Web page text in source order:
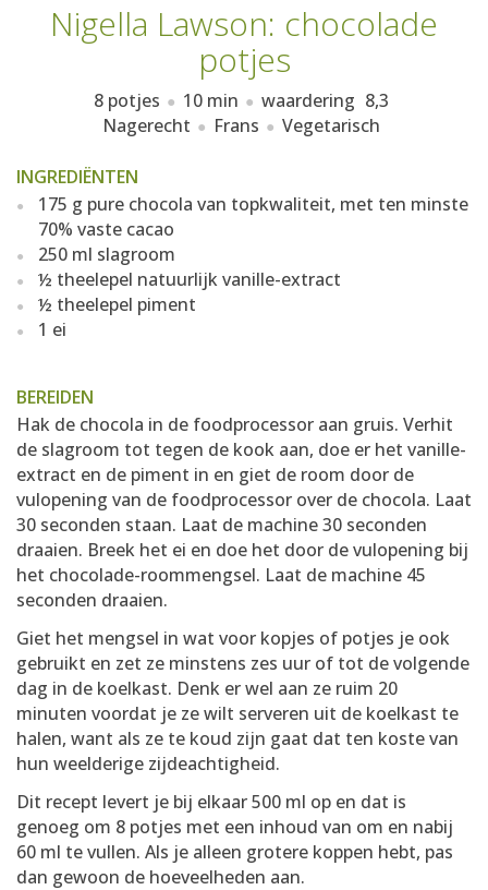
Nigella Lawson: chocolade
potjes
8 potjes 10 min waardering 8,3
Nagerecht
Frans Vegetarisch
INGREDIËNTEN
175 g pure chocola van topkwaliteit, met ten minste
70% vaste cacao
250 ml slagroom
½ theelepel natuurlijk vanille-extract
½ theelepel piment
1 ei
BEREIDEN
Hak de chocola in de foodprocessor aan gruis. Verhit
de slagroom tot tegen de kook aan, doe er het vanille-
extract en de piment in en giet de room door de
vulopening van de foodprocessor over de chocola. Laat
30 seconden staan. Laat de machine 30 seconden
draaien. Breek het ei en doe het door de vulopening bij
het chocolade-roommengsel. Laat de machine 45
seconden draaien.
Giet het mengsel in wat voor kopjes of potjes je ook
gebruikt en zet ze minstens zes uur of tot de volgende
dag in de koelkast. Denk er wel aan ze ruim 20
minuten voordat je ze wilt serveren uit de koelkast te
halen, want als ze te koud zijn gaat dat ten koste van
hun weelderige zijdeachtigheid.
Dit recept levert je bij elkaar 500 ml op en dat is
genoeg om 8 potjes met een inhoud van om en nabij
60 ml te vullen. Als je alleen grotere koppen hebt, pas
dan gewoon de hoeveelheden aan.